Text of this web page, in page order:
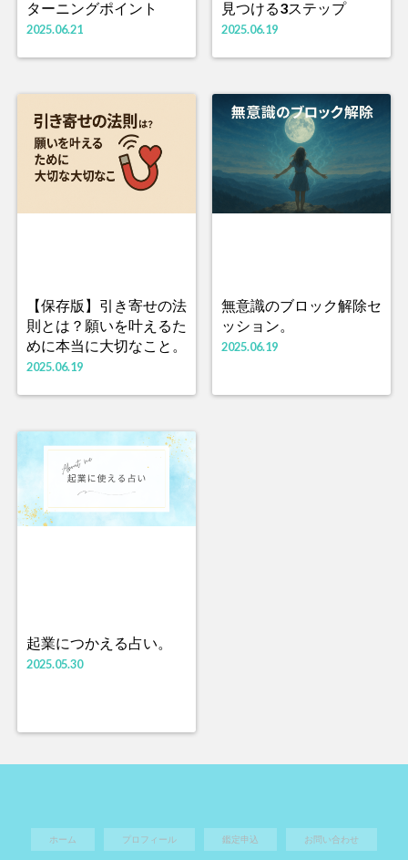
ターニングポイント
2025.06.21
見つける3ステップ
2025.06.19
【保存版】引き寄せの法
則とは？願いを叶えるた
めに本当に大切なこと。
2025.06.19
無意識のブロック解除セ
ッション。
2025.06.19
起業につかえる占い。
2025.05.30
ホーム プロフィール 鑑定申込 お問い合わせ